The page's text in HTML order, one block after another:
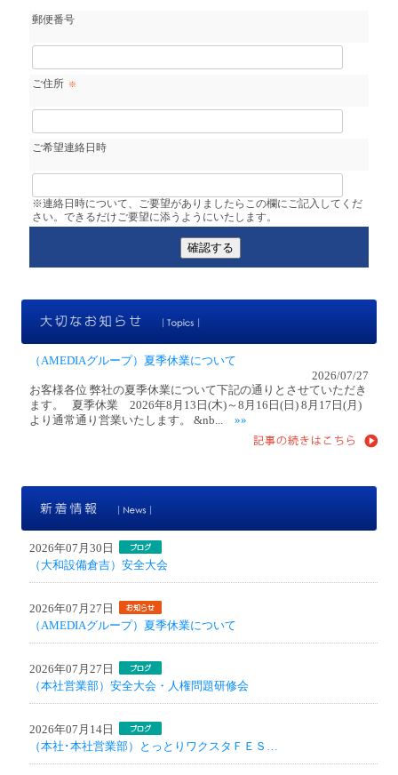
郵便番号
ご住所 ※
ご希望連絡日時
※連絡日時について、ご要望がありましたらこの欄にご記入してくだ
さい。できるだけご要望に添うようにいたします。
（AMEDIAグループ）夏季休業について
2026/07/27
お客様各位 弊社の夏季休業について下記の通りとさせていただき
ます。 夏季休業 2026年8月13日(木)～8月16日(日) 8月17日(月)
より通常通り営業いたします。 &nb...»»
2026年07月30日
（大和設備倉吉）安全大会
2026年07月27日
（AMEDIAグループ）夏季休業について
2026年07月27日
（本社営業部）安全大会・人権問題研修会
2026年07月14日
（本社･本社営業部）とっとりワクスタＦＥＳ…